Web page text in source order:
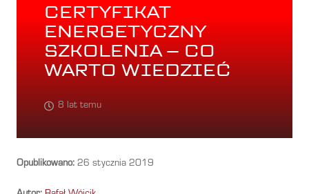
CERTYFIKAT
ENERGETYCZNY
SZKOLENIA – CO
WARTO WIEDZIEĆ
8 lat temu
Opublikowano: 26 stycznia 2019